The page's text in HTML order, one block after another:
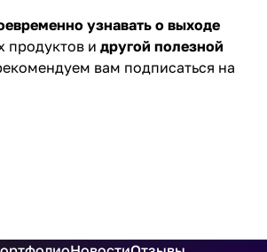
узнавать о выходе
продуктов и другой полезной
вам подписаться на